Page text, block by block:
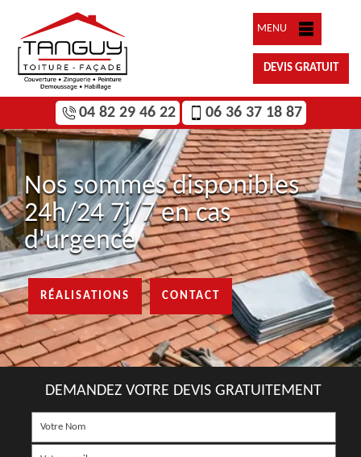
MENU
DEVIS GRATUIT
04 82 29 46 22 06 36 37 18 87
Nos sommes disponibles
24h/24 7j/7 en cas
d'urgence
RÉALISATIONS CONTACT
DEMANDEZ VOTRE DEVIS GRATUITEMENT